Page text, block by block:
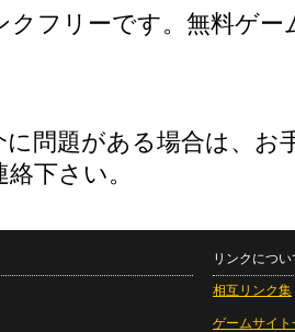
クフリーです。無料ゲー
に問題がある場合は、お
下さい。
リンクについ
相互リンク集
ゲームサイト